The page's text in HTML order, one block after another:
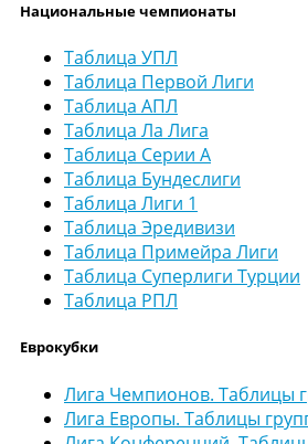
Национальные чемпионаты
Таблица УПЛ
Таблица Первой Лиги
Таблица АПЛ
Таблица Ла Лига
Таблица Серии А
Таблица Бундеслиги
Таблица Лиги 1
Таблица Эредивизи
Таблица Примейра Лиги
Таблица Суперлиги Турции
Таблица РПЛ
Еврокубки
Лига Чемпионов. Таблицы
Лига Европы. Таблицы